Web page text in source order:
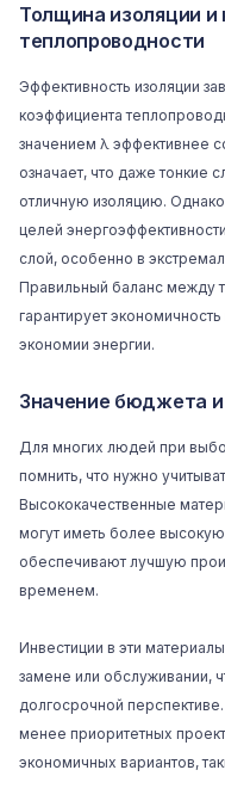
Толщина изоляции
теплопроводности
Эффективность изоляции
коэффициента
значением λ эффективнее
означает, что даже тонкие
отличную изоляцию.
целей
слой, особенно в
Правильный баланс между
гарантирует
экономии энергии.
Значение бюджета
Для многих людей при
помнить, что нужно
Высококачественные
могут иметь более
обеспечивают лучшую
временем.
Инвестиции в эти
замене или обслуживании,
долгосрочной
менее приоритетных
экономичных вариантов,